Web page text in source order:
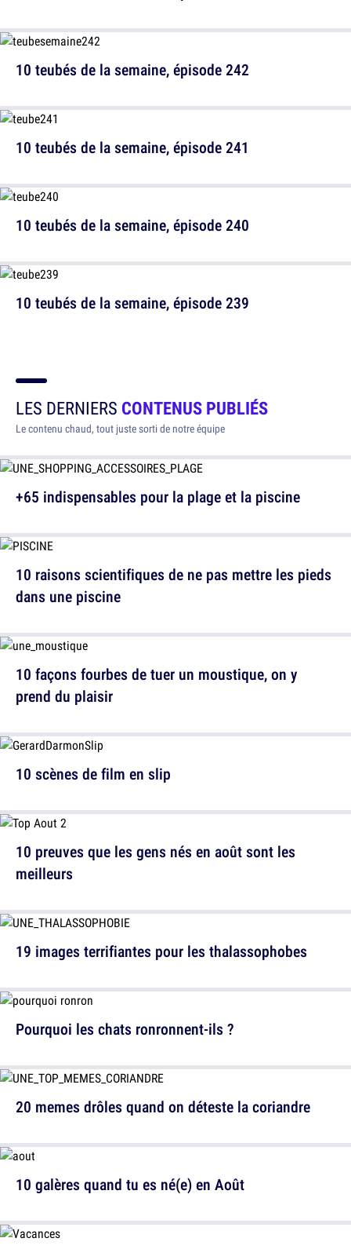
10 teubés de la semaine, épisode 241
10 teubés de la semaine, épisode 239
10 teubés de la semaine, épisode 242
10 teubés de la semaine, épisode 240
LES DERNIERS CONTENUS PUBLIÉS
Le contenu chaud, tout juste sorti de notre équipe
+65 indispensables pour la plage et la piscine
10 façons fourbes de tuer un moustique, on y
prend du plaisir
10 preuves que les gens nés en août sont les
meilleurs
Pourquoi les chats ronronnent-ils ?
10 galères quand tu es né(e) en Août
10 raisons scientifiques de ne pas mettre les pieds
dans une piscine
10 scènes de film en slip
19 images terrifiantes pour les thalassophobes
20 memes drôles quand on déteste la coriandre